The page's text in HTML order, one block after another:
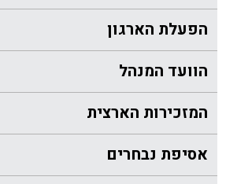
הפעלת הארגון
הוועד המנהל
המזכירות הארצית
אסיפת נבחרים